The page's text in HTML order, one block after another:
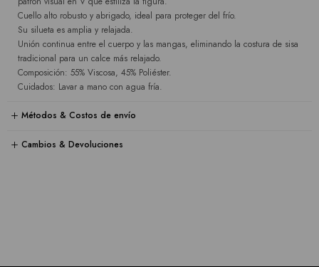
Cuello alto robusto y abrigado, ideal para proteger del frío.
Su silueta es amplia y relajada.
Unión continua entre el cuerpo y las mangas, eliminando la costura de sisa
tradicional para un calce más relajado.
Composición: 55% Viscosa, 45% Poliéster.
Cuidados: Lavar a mano con agua fría.
Métodos & Costos de envío
Cambios & Devoluciones